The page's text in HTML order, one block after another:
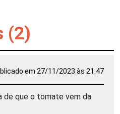
(2)
em 27/11/2023 às 21:47
de que o tomate vem da